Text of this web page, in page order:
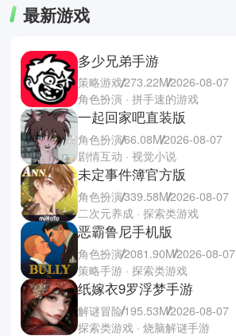
最新游戏
多少兄弟手游
策略游戏273.22M2026-08-07
角色扮演 · 拼手速的游戏
一起回家吧直装版
角色扮演66.08M2026-08-07
剧情互动 · 视觉小说
未定事件簿官方版
角色扮演339.58M2026-08-07
二次元养成 · 探索类游戏
恶霸鲁尼手机版
角色扮演2081.90M2026-08-07
策略手游 · 探索类游戏
纸嫁衣9罗浮梦手游
解谜冒险195.53M2026-08-07
探索类游戏 · 烧脑解谜手游